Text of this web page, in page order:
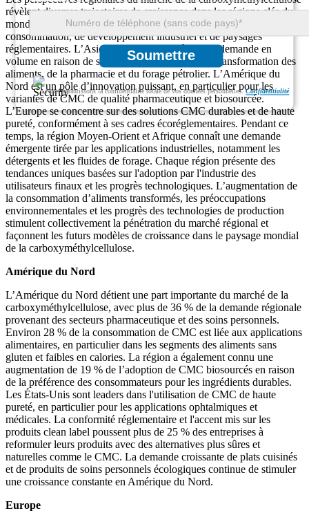
Soumettre
Nous garantissons la confidentialité totale de vos données personnelles.Confidentialité
révèlent diverses trajectoires de croissance dans les régions clés du
monde, motivées par les différences de comportement de
consommation, de développement industriel et de paysages
réglementaires. L’Asie-Pacifique est en tête de la demande en
volume en raison de ses secteurs expansifs de la transformation des
aliments, de la pharmacie et du forage pétrolier. L’Amérique du
Nord est un pôle d’innovation puissant, en particulier pour les
variantes de CMC de qualité pharmaceutique et biosourcée.
L’Europe se concentre sur des solutions CMC durables et de haute
pureté, conformément à ses cadres écoréglementaires. Pendant ce
temps, la région Moyen-Orient et Afrique connaît une demande
émergente tirée par les applications industrielles, notamment les
détergents et les fluides de forage. Chaque région présente des
tendances uniques basées sur l'adoption par l'industrie des
utilisateurs finaux et les progrès technologiques. L’augmentation de
la consommation d’aliments transformés, les préoccupations
environnementales et les progrès des technologies de production
stimulent collectivement la pénétration du marché régional et
façonnent les futurs modèles de croissance dans le paysage mondial
de la carboxyméthylcellulose.
Amérique du Nord
L’Amérique du Nord détient une part importante du marché de la
carboxyméthylcellulose, avec plus de 36 % de la demande régionale
provenant des secteurs pharmaceutique et des soins personnels.
Environ 28 % de la consommation de CMC est liée aux applications
alimentaires, en particulier dans les segments des aliments sans
gluten et faibles en calories. La région a également connu une
augmentation de 19 % de l’adoption de CMC biosourcés en raison
de la préférence des consommateurs pour les ingrédients durables.
Les États-Unis sont leaders dans l'utilisation de CMC de haute
pureté, en particulier pour les applications ophtalmiques et
médicales. La conformité réglementaire et l'accent mis sur les
produits clean label poussent plus de 25 % des entreprises à
reformuler leurs produits avec des alternatives plus sûres et
naturelles comme le CMC. La demande croissante de plats cuisinés
et de produits de soins personnels écologiques continue de stimuler
une croissance constante en Amérique du Nord.
Europe